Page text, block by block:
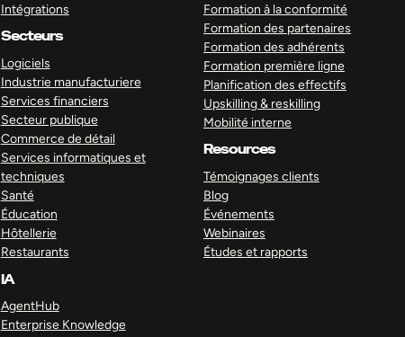
Intégrations
Secteurs
Logiciels
Industrie manufacturiere
Services financiers
Secteur publique
Commerce de détail
Services informatiques et
techniques
Santé
Éducation
Hôtellerie
Restaurants
IA
AgentHub
Enterprise Knowledge
Formation à la conformité
Formation des partenaires
Formation des adhérents
Formation première ligne
Planification des effectifs
Upskilling & reskilling
Mobilité interne
Resources
Témoignages clients
Blog
Événements
Webinaires
Études et rapports